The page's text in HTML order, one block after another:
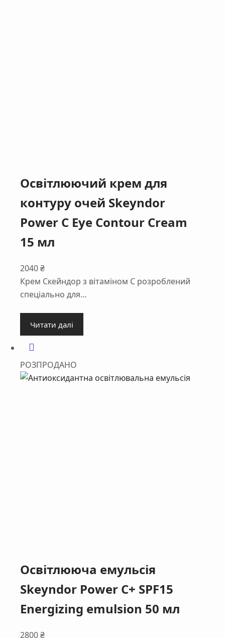
Освітлюючий крем для
контуру очей Skeyndor
Power C Eye Contour Cream
15 мл
2040₴
Крем Скейндор з вітаміном С розроблений
спеціально для…
Читати далі
РОЗПРОДАНО
Освітлююча емульсія
Skeyndor Power C+ SPF15
Energizing emulsion 50 мл
2800₴